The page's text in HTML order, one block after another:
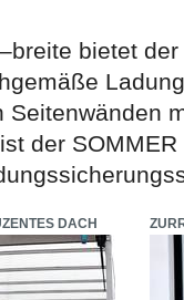
bietet
der
DACH